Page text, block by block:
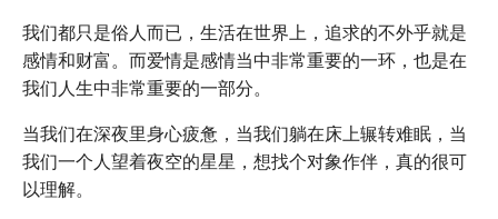
我们都只是俗人而已，生活在世界上，追求的不外乎就是
感情和财富。而爱情是感情当中非常重要的一环，也是在
我们人生中非常重要的一部分。
当我们在深夜里身心疲惫，当我们躺在床上辗转难眠，当
我们一个人望着夜空的星星，想找个对象作伴，真的很可
以理解。